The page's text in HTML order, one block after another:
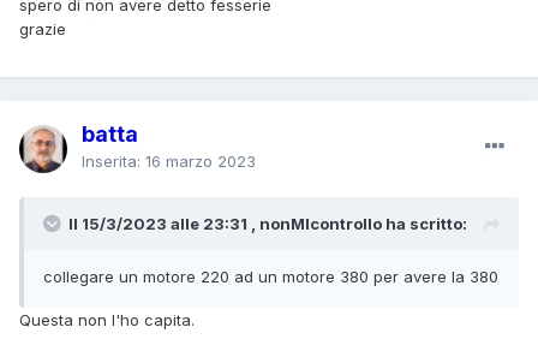
spero di non avere detto fesserie
grazie
batta
Inserita: 16 marzo 2023
Il 15/3/2023 alle 23:31 , nonMIcontrollo ha scritto:
collegare un motore 220 ad un motore 380 per avere la 380
Questa non l'ho capita.